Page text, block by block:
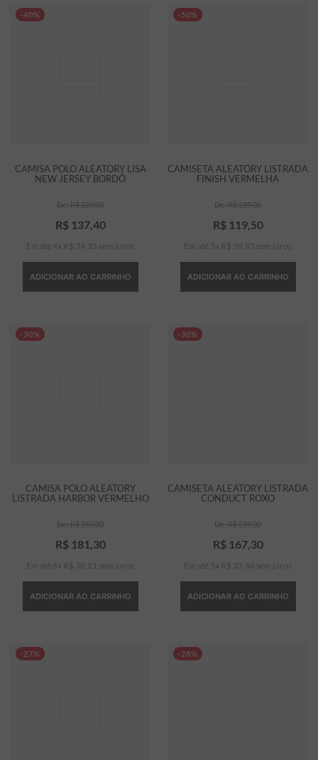
-40%
CAMISA POLO ALEATORY LISA
NEW JERSEY BORDÔ
R$229,00
R$ 137, 40
Em até 4 x R$ 34 35 sem juros
ADICIONAR AO CARRINHO
-50%
CAMISETA ALEATORY LISTRADA
FINISH VERMELHA
R$239,00
R$ 119, 50
Em até 3 x R$ 39 83 sem juros
ADICIONAR AO CARRINHO
-30%
CAMISA POLO ALEATORY
LISTRADA HARBOR VERMELHO
R$259,00
R$ 181 30
Em até 6 x R$ 30 21 sem juros
ADICIONAR AO CARRINHO
-30%
CAMISETA ALEATORY LISTRADA
CONDUCT ROXO
R$239,00
R$ 167, 30
Em até 5 x R$ 33 46 sem juros
ADICIONAR AO CARRINHO
-27% -28%